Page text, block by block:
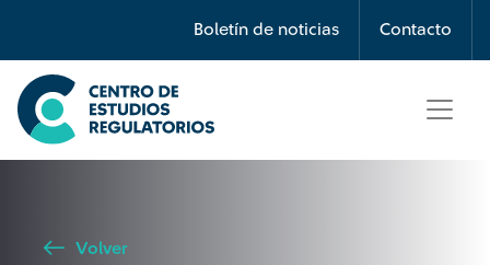
Boletín de noticias Contacto
Búsqueda
Seleccione país
Volver